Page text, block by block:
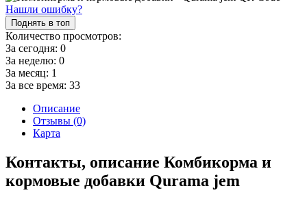
Нашли ошибку?
Поднять в топ
Количество просмотров:
За сегодня: 0
За неделю: 0
За месяц: 1
За все время: 33
Описание
Отзывы (0)
Карта
Контакты, описание Комбикорма и
кормовые добавки Qurama jem